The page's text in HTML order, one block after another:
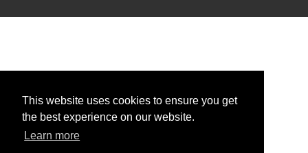
This website uses cookies to ensure you get
the best experience on our website.
Learn more